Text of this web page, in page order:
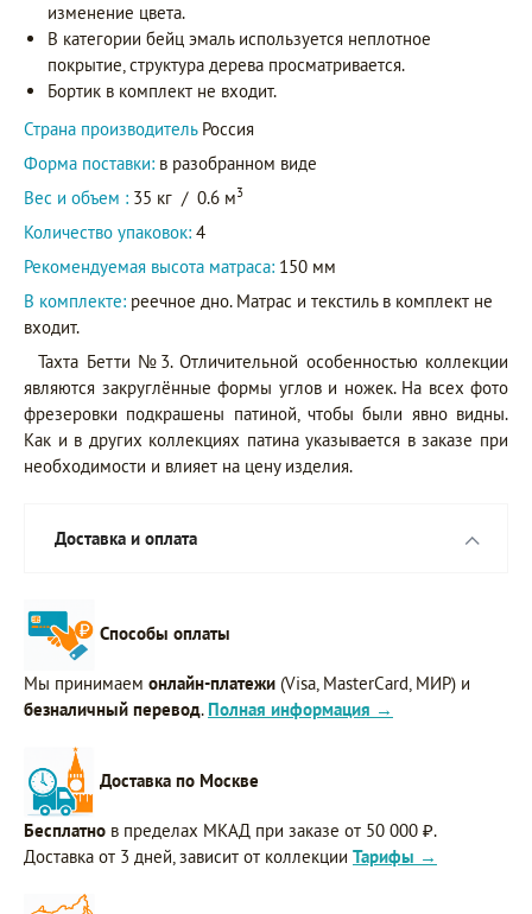
изменение цвета.
В категории бейц эмаль используется неплотное
покрытие, структура дерева просматривается.
Бортик в комплект не входит.
Страна производитель Россия
Форма поставки: в разобранном виде
Вес и объем : 35 кг / 0.6 м3
Количество упаковок: 4
Рекомендуемая высота матраса: 150 мм
В комплекте: реечное дно. Матрас и текстиль в комплект не
входит.
Тахта Бетти №3. Отличительной особенностью коллекции
являются закруглённые формы углов и ножек. На всех фото
фрезеровки подкрашены патиной, чтобы были явно видны.
Как и в других коллекциях патина указывается в заказе при
необходимости и влияет на цену изделия.
Доставка и оплата
Способы оплаты
Мы принимаем онлайн-платежи (Visa, MasterCard, МИР) и
безналичный перевод. Полная информация →
Доставка по Москве
Бесплатно в пределах МКАД при заказе от 50 000 ₽.
Доставка от 3 дней, зависит от коллекции Тарифы →